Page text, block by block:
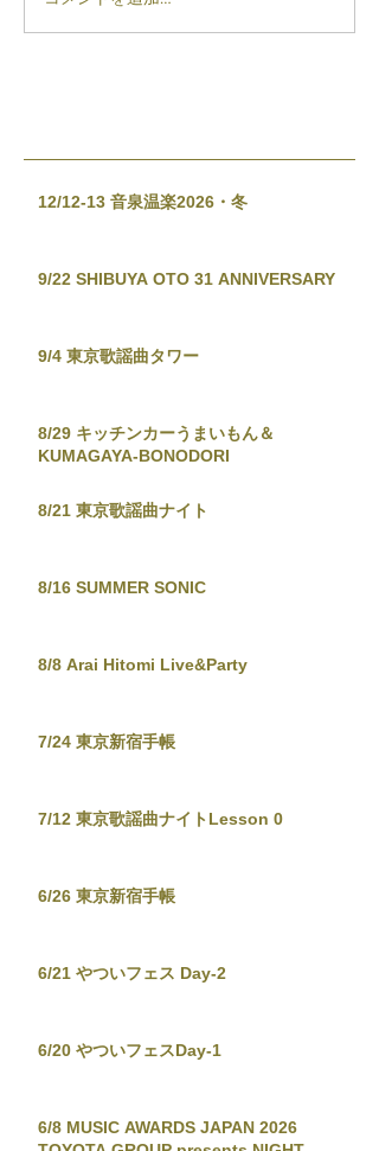
12/12-13 音泉温楽2026・冬
9/22 SHIBUYA OTO 31 ANNIVERSARY
9/4 東京歌謡曲タワー
8/29 キッチンカーうまいもん＆
KUMAGAYA-BONODORI
8/21 東京歌謡曲ナイト
8/16 SUMMER SONIC
8/8 Arai Hitomi Live&Party
7/24 東京新宿手帳
7/12 東京歌謡曲ナイトLesson 0
6/26 東京新宿手帳
6/21 やついフェス Day-2
6/20 やついフェスDay-1
6/8 MUSIC AWARDS JAPAN 2026